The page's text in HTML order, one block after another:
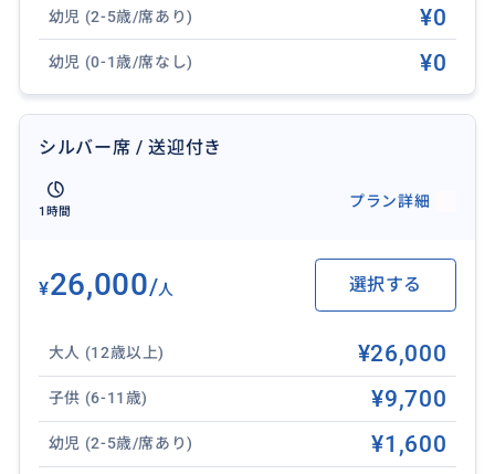
グアムで必見のショー「カレラ」 の世界へようこそ！
年齢を問わず、すべてのゲストを魅了する没入型の体験
です。
幼児 (2-5歳/席あり) ¥0
幼児 (0-1歳/席なし) ¥0
シルバー席 / 送迎付き
1時間
プラン詳細
¥26,000/人 選択する
大人 (12歳以上) ¥26,000
子供 (6-11歳) ¥9,700
幼児 (2-5歳/席あり) ¥1,600